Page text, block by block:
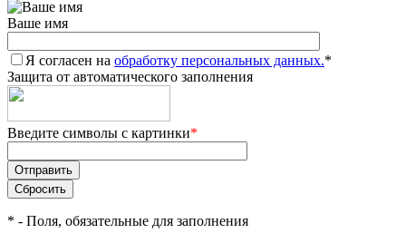
Ваше имя
Я согласен на обработку персональных данных.*
Защита от автоматического заполнения
Введите символы с картинки*
* - Поля, обязательные для заполнения